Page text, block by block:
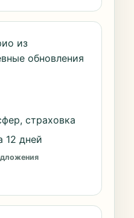
из
обновления
страховка
12 дней